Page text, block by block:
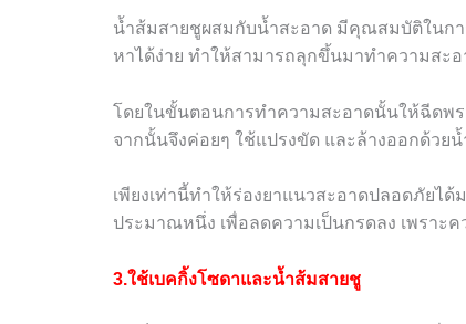
น้ำส้มสายชูผสมกับน้ำสะอาด มีคุณสมบัติในกา
หาได้ง่าย ทำให้สามารถลุกขึ้นมาทำความสะ
โดยในขั้นตอนการทำความสะอาดนั้นให้ฉีดพ
จากนั้นจึงค่อยๆ ใช้แปรงขัด และล้างออกด้วย
เพียงเท่านี้ทำให้ร่องยาแนวสะอาดปลอดภัยไ
ประมาณหนึ่ง เพื่อลดความเป็นกรดลง เพราะค
3.ใช้เบคกิ้งโซดาและน้ำส้มสายชู